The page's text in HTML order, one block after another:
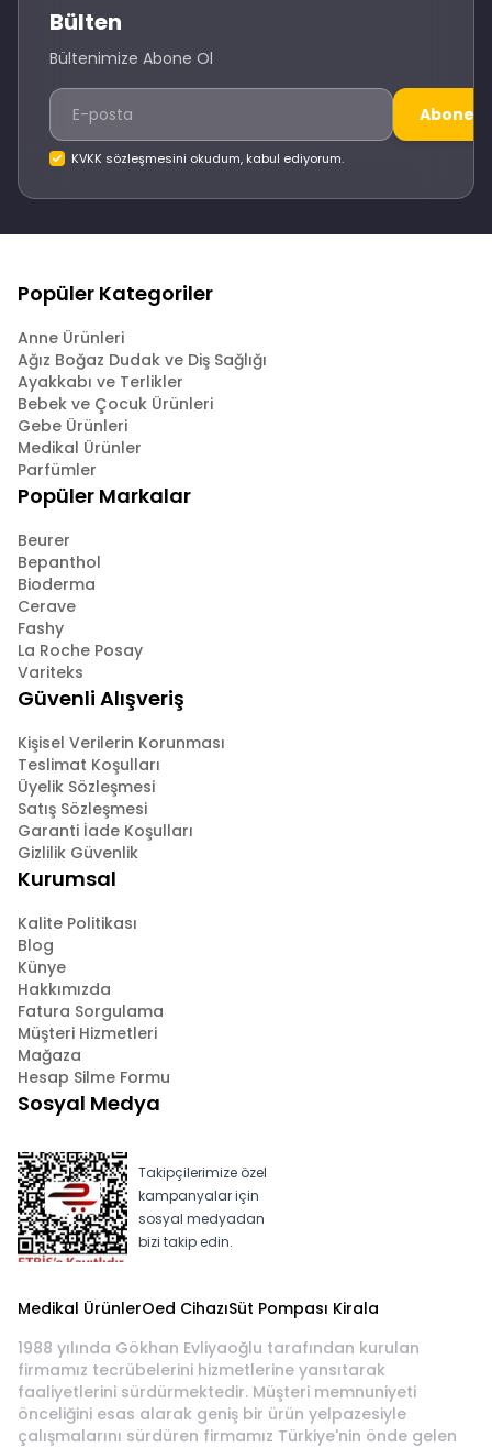
Bülten
Bültenimize Abone Ol
Abone
KVKK sözleşmesini okudum, kabul ediyorum.
Popüler Kategoriler
Anne Ürünleri
Ağız Boğaz Dudak ve Diş Sağlığı
Ayakkabı ve Terlikler
Bebek ve Çocuk Ürünleri
Gebe Ürünleri
Medikal Ürünler
Parfümler
Popüler Markalar
Beurer
Bepanthol
Bioderma
Cerave
Fashy
La Roche Posay
Variteks
Güvenli Alışveriş
Kişisel Verilerin Korunması
Teslimat Koşulları
Üyelik Sözleşmesi
Satış Sözleşmesi
Garanti İade Koşulları
Gizlilik Güvenlik
Kurumsal
Kalite Politikası
Blog
Künye
Hakkımızda
Fatura Sorgulama
Müşteri Hizmetleri
Mağaza
Hesap Silme Formu
Sosyal Medya
Takipçilerimize özel
kampanyalar için
sosyal medyadan
bizi takip edin.
Medikal ÜrünlerOed CihazıSüt Pompası Kirala
1988 yılında Gökhan Evliyaoğlu tarafından kurulan
firmamız tecrübelerini hizmetlerine yansıtarak
faaliyetlerini sürdürmektedir. Müşteri memnuniyeti
önceliğini esas alarak geniş bir ürün yelpazesiyle
çalışmalarını sürdüren firmamız Türkiye'nin önde gelen